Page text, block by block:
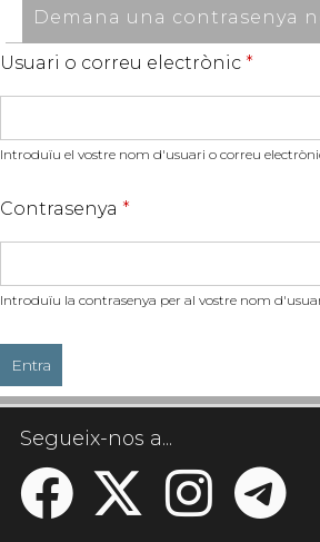
Demana una contrasenya
Usuari o correu electrònic *
Introduïu el vostre nom d'usuari o correu
Contrasenya *
Introduïu la contrasenya per al vostre nom
Segueix-nos a...